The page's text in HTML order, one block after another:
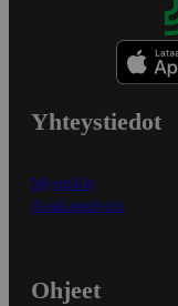
Yhteystiedot
Myymälät
Asiakaspalvelu
Ohjeet